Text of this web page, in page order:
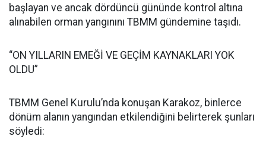
başlayan ve ancak dördüncü gününde kontrol altına
alınabilen orman yangınını TBMM gündemine taşıdı.
“ON YILLARIN EMEĞİ VE GEÇİM KAYNAKLARI YOK
OLDU”
TBMM Genel Kurulu’nda konuşan Karakoz, binlerce
dönüm alanın yangından etkilendiğini belirterek şunları
söyledi: